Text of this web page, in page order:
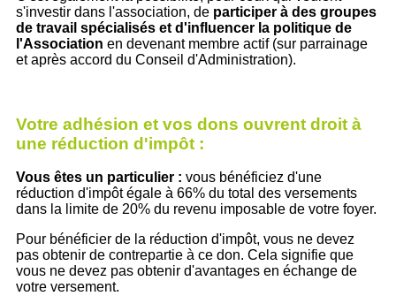
s'investir dans l'association, de participer à des groupes
de travail spécialisés et d'influencer la politique de
l'Association en devenant membre actif (sur parrainage
et après accord du Conseil d'Administration).
Votre adhésion et vos dons ouvrent droit à
une réduction d'impôt :
Vous êtes un particulier : vous bénéficiez d'une
réduction d'impôt égale à 66% du total des versements
dans la limite de 20% du revenu imposable de votre foyer.
Pour bénéficier de la réduction d'impôt, vous ne devez
pas obtenir de contrepartie à ce don. Cela signifie que
vous ne devez pas obtenir d'avantages en échange de
votre versement.